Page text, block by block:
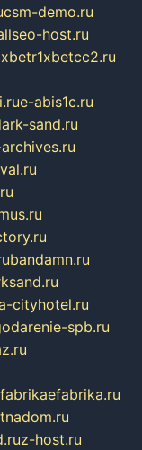
csm-demo.ru
host.ru
e-abis1c.ru
sand.ru
bandamn.ru
cityhotel.ru
spb.ru
z-host.ru